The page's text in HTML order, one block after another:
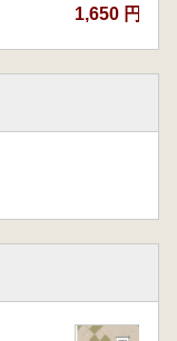
1,650 円